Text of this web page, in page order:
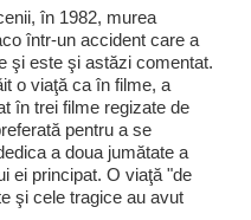
în 1982, murea
într-un accident care a
şi este şi astăzi comentat.
o viaţă ca în filme, a
în trei filme regizate de
pentru a se
a doua jumătate a
ei principat. O viaţă "de
şi cele tragice au avut